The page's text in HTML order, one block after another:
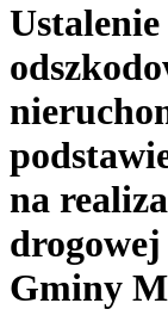
na
drogowej
Gminy